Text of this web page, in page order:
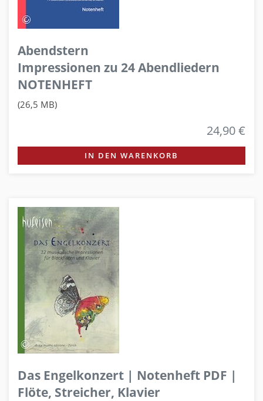
Abendstern
Impressionen zu 24 Abendliedern
NOTENHEFT
(26,5 MB)
24,90 €
IN DEN WARENKORB
Das Engelkonzert | Notenheft PDF |
Flöte, Streicher, Klavier